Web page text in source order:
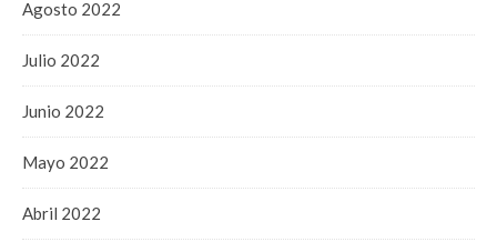
Agosto 2022
Julio 2022
Junio 2022
Mayo 2022
Abril 2022